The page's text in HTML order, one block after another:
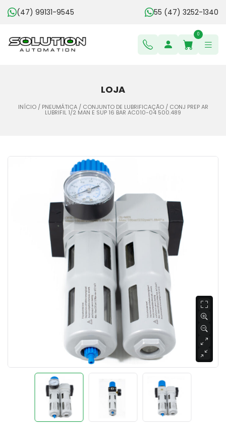
(47) 99131-9545 55 (47) 3252-1340
0
LOJA
INÍCIO/ PNEUMÁTICA/ CONJUNTO DE LUBRIFICAÇÃO/ CONJ PREP AR
LUBRIFIL 1/2 MAN E SUP 16 BAR AC010-04 500.489